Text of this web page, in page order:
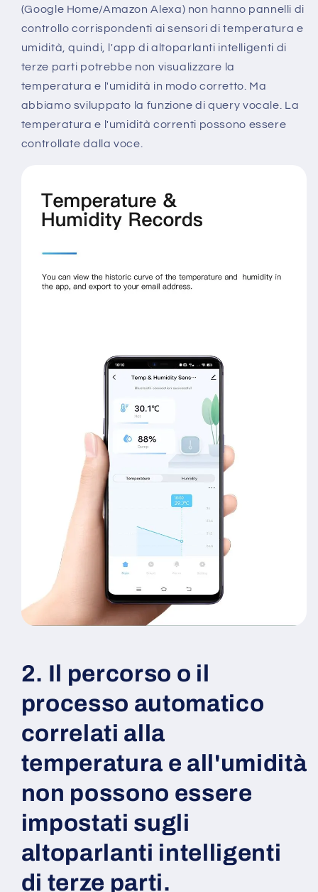
(Google Home/Amazon Alexa) non hanno pannelli di
controllo corrispondenti ai sensori di temperatura e
umidità, quindi, l'app di altoparlanti intelligenti di
terze parti potrebbe non visualizzare la
temperatura e l'umidità in modo corretto. Ma
abbiamo sviluppato la funzione di query vocale. La
temperatura e l'umidità correnti possono essere
controllate dalla voce.
2. Il percorso o il
processo automatico
correlati alla
temperatura e all'umidità
non possono essere
impostati sugli
altoparlanti intelligenti
di terze parti.